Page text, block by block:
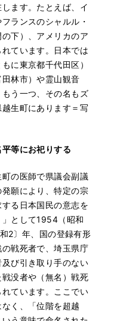
ます。たとえば、イ
ランスのシャルル・
下）、アメリカのア
ています。日本では
に東京都千代田区）
林市）や霊山観音
もう一つ、その名もズ
生町にあります＝写
等にお祀りする
の医師で県議会副議
願により、特定の宗
る日本国民の意志を
として1954（昭和
2〕年、国の登録有形
戦死者で、埼玉県庁
び引き取り手のない
没者や（無名）戦死
ています。ここでい
く、「位階を超越